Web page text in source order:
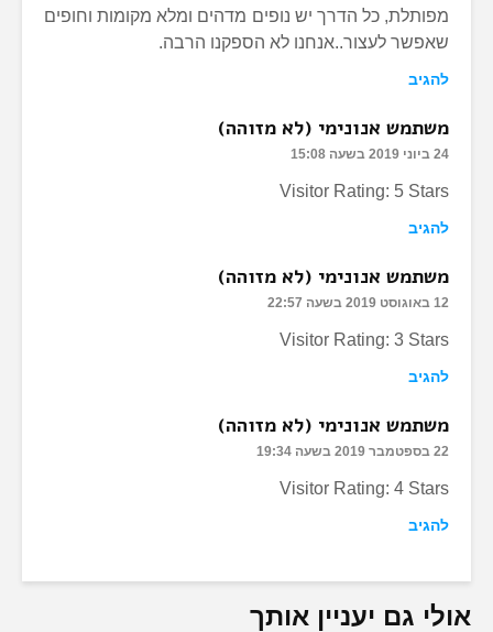
מפותלת, כל הדרך יש נופים מדהים ומלא מקומות וחופים
שאפשר לעצור..אנחנו לא הספקנו הרבה.
להגיב
משתמש אנונימי (לא מזוהה)
24 ביוני 2019 בשעה 15:08
Visitor Rating: 5 Stars
להגיב
משתמש אנונימי (לא מזוהה)
12 באוגוסט 2019 בשעה 22:57
Visitor Rating: 3 Stars
להגיב
משתמש אנונימי (לא מזוהה)
22 בספטמבר 2019 בשעה 19:34
Visitor Rating: 4 Stars
להגיב
אולי גם יעניין אותך